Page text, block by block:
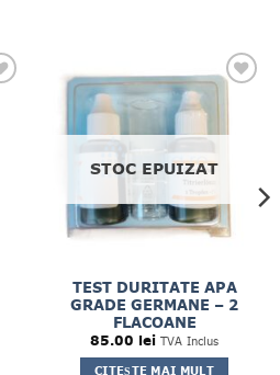
STOC EPUIZAT
TEST DURITATE APA
GRADE GERMANE – 2
FLACOANE
85.00 lei TVA Inclus
CITEȘTE MAI MULT